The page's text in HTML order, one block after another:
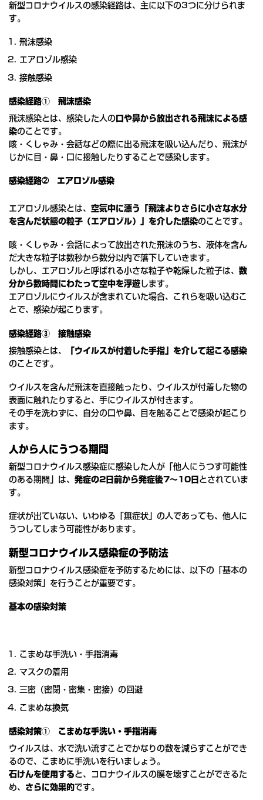
新型コロナウイルスの感染経路は、主に以下の3つに分けられま
す。
飛沫感染
エアロゾル感染
接触感染
感染経路① 飛沫感染
飛沫感染とは、感染した人の 口や鼻から放出される飛沫による感
染のことです。
咳・くしゃみ・会話などの際に出る飛沫を吸い込んだり、飛沫が
じかに目・鼻・口に接触したりすることで感染します。
感染経路➁ エアロゾル感染
エアロゾル感染とは、 空気中に漂う「飛沫よりさらに小さな水分
を含んだ状態の粒子（エアロゾル）」を介した感染のことです。
咳・くしゃみ・会話によって放出された飛沫のうち、液体を含ん
だ大きな粒子は数秒から数分以内で落下していきます。
しかし、エアロゾルと呼ばれる小さな粒子や乾燥した粒子は、 数
分から数時間にわたって空中を浮遊します。
エアロゾルにウイルスが含まれていた場合、これらを吸い込むこ
とで、感染が起こります。
感染経路③ 接触感染
接触感染とは、
「ウイルスが付着した手指」を介して起こる感染
のことです。
ウイルスを含んだ飛沫を直接触ったり、ウイルスが付着した物の
表面に触れたりすると、手にウイルスが付きます。
その手を洗わずに、自分の口や鼻、目を触ることで感染が起こり
ます。
人から人にうつる期間
新型コロナウイルス感染症に感染した人が「他人にうつす可能性
のある期間」は、 発症の2日前から発症後7～10日 とされていま
す。
症状が出ていない、いわゆる「無症状」の人であっても、他人に
うつしてしまう可能性があります。
新型コロナウイルス感染症の予防法
新型コロナウイルス感染症を予防するためには、以下の「基本の
感染対策」を行うことが重要です。
基本の感染対策
こまめな手洗い・手指消毒
マスクの着用
三密（密閉・密集・密接）の回避
こまめな換気
感染対策① こまめな手洗い・手指消毒
ウイルスは、水で洗い流すことでかなりの数を減らすことができ
るので、こまめに手洗いを行いましょう。
石けんを使用すると、コロナウイルスの膜を壊すことができるた
め、 さらに効果的です。